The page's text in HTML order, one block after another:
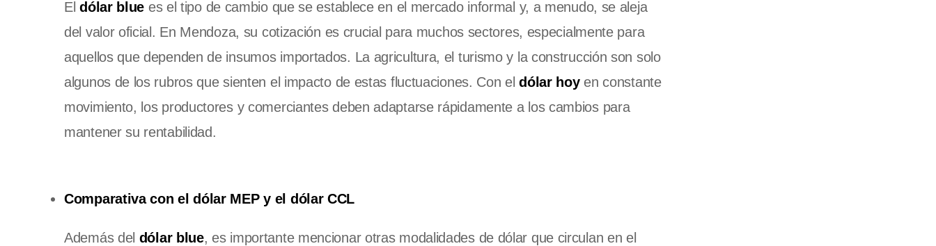
Eldólar blue es el tipo de cambio que se establece en el mercado informal y, a menudo, se aleja
del valor oficial. En Mendoza, su cotización es crucial para muchos sectores, especialmente para
aquellos que dependen de insumos importados. La agricultura, el turismo y la construcción son solo
algunos de los rubros que sienten el impacto de estas fluctuaciones. Con eldólar hoyen constante
movimiento, los productores y comerciantes deben adaptarse rápidamente a los cambios para
mantener su rentabilidad.
Comparativa con el dólar MEP y el dólar CCL
Además del dólar blue, es importante mencionar otras modalidades de dólar que circulan en el